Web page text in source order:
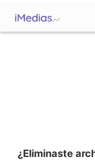
¿Eliminaste